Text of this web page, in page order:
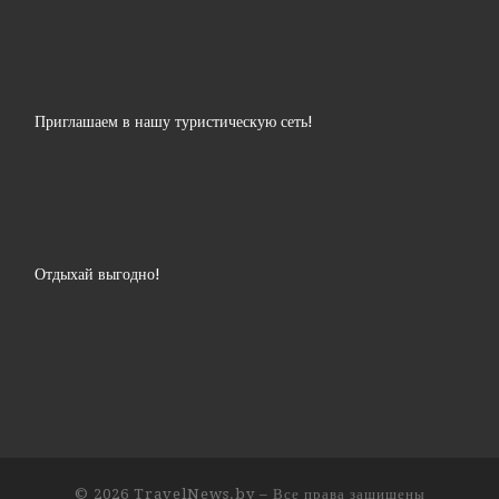
Приглашаем в нашу туристическую сеть!
Отдыхай выгодно!
© 2026 TravelNews.by– Все права защищены